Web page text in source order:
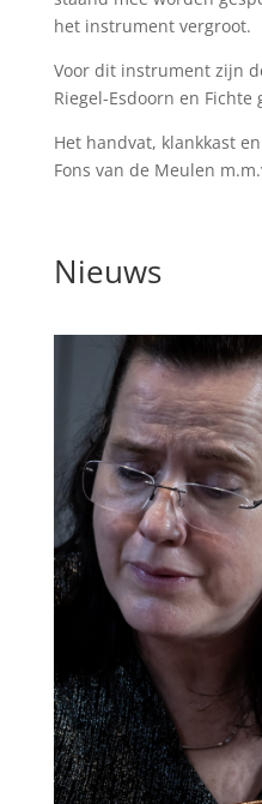
het instrument vergroot.
Voor dit instrument zijn
Riegel-Esdoorn en Fichte
Het handvat, klankkast
Fons van de Meulen
Nieuws